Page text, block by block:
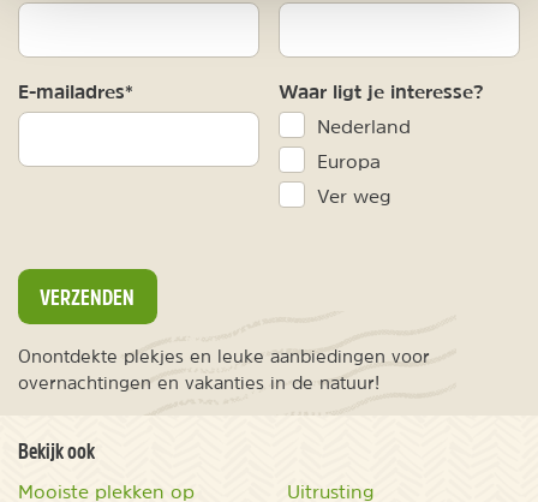
E-mailadres* Waar ligt je interesse?
Nederland
Europa
Ver weg
VERZENDEN
Onontdekte plekjes en leuke aanbiedingen voor
overnachtingen en vakanties in de natuur!
Bekijk ook
Mooiste plekken op
Uitrusting